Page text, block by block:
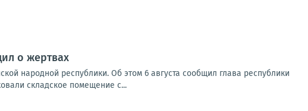
о жертвах
народной республики. Об этом 6 августа сообщил глава республики
складское помещение с...